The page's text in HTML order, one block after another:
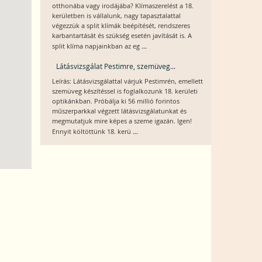
otthonába vagy irodájába? Klímaszerelést a 18.
kerületben is vállalunk, nagy tapasztalattal
végezzük a split klímák beépítését, rendszeres
karbantartását és szükség esetén javítását is. A
split klíma napjainkban az eg ...
Látásvizsgálat Pestimre, szemüveg...
Leírás: Látásvizsgálattal várjuk Pestimrén, emellett
szemüveg készítéssel is foglalkozunk 18. kerületi
optikánkban. Próbálja ki 56 millió forintos
műszerparkkal végzett látásvizsgálatunkat és
megmutatjuk mire képes a szeme igazán. Igen!
Ennyit költöttünk 18. kerü ...